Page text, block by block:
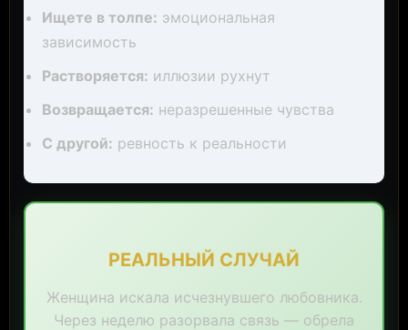
Ищете в толпе: эмоциональная
зависимость
Растворяется: иллюзии рухнут
Возвращается: неразрешенные чувства
С другой: ревность к реальности
РЕАЛЬНЫЙ СЛУЧАЙ
Женщина искала исчезнувшего любовника.
Через неделю разорвала связь — обрела